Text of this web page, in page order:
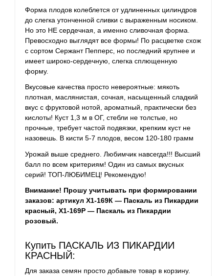
Форма плодов колеблется от удлиненных цилиндров
до слегка утонченной сливки с выраженным носиком.
Но это НЕ сердечная, а именно сливочная форма.
Превосходно выглядят все формы! По расцветке схож
с сортом Сержант Пепперс, но последний крупнее и
имеет широко-сердечную, слегка сплющенную
форму.
Вкусовые качества просто невероятные: мякоть
плотная, маслянистая, сочная, насыщенный сладкий
вкус с фруктовой нотой, ароматный, практически без
кислоты! Куст 1,3 м в ОГ, стебли не толстые, но
прочные, требует частой подвязки, крепким куст не
назовешь. В кисти 5-7 плодов, весом 120-180 грамм
Урожай выше среднего. Любимчик навсегда!!! Высший
балл по всем критериям! Один из самых вкусных
серий! ТОП-ЛЮБИМЕЦ! Рекомендую!
Внимание! Прошу учитывать при формировании
заказов: артикул Х1-169К — Паскаль из Пикардии
красный, Х1-169Р — Паскаль из Пикардии
розовый.
Купить ПАСКАЛЬ ИЗ ПИКАРДИИ
КРАСНЫЙ:
Для заказа семян просто добавьте товар в корзину.